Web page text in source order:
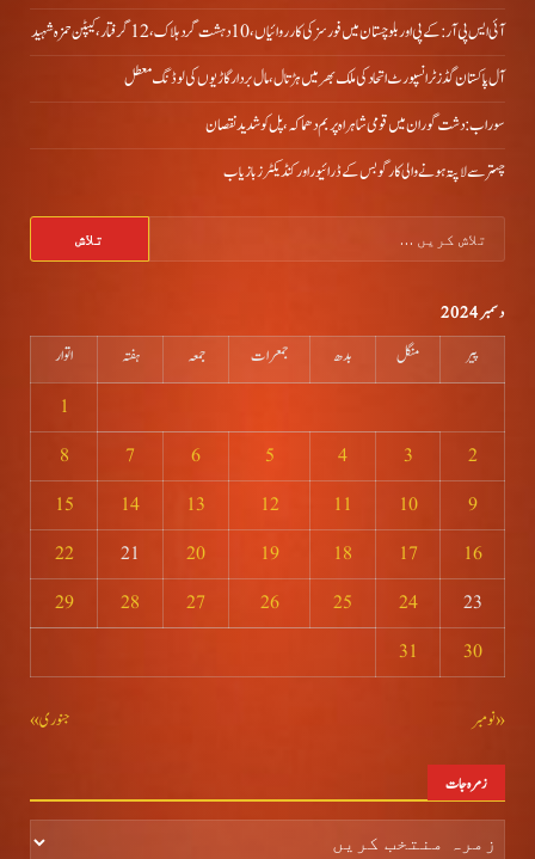
آئی ایس پی آر: کے پی اور بلوچستان میں فورسز کی کارروائیاں، 10 دہشت گرد ہلاک، 12 گرفتار، کیپٹن حمزہ شہید
آل پاکستان گڈز ٹرانسپورٹ اتحاد کی ملک بھر میں ہڑتال،مال بردار گاڑیوں کی لوڈنگ معطل
سوراب: دشت گوران میں قومی شاہراہ پر بم دھماکہ، پل کو شدید نقصان
چہتر سے لاپتہ ہونے والی کارگو بس کے ڈرائیور اور کنڈیکٹرز بازیاب
کریں
دسمبر 2024
پیر منگل بدھ جمعرات جمعہ ہفتہ
اتوار
1
2
3
4
5
6
7
8
9
10
11
12
13
14
15
16
17
18
19
20
21
22
23
24
25
26
27
28
29
30
31
« نومبر جنوری »
زمرہ جات